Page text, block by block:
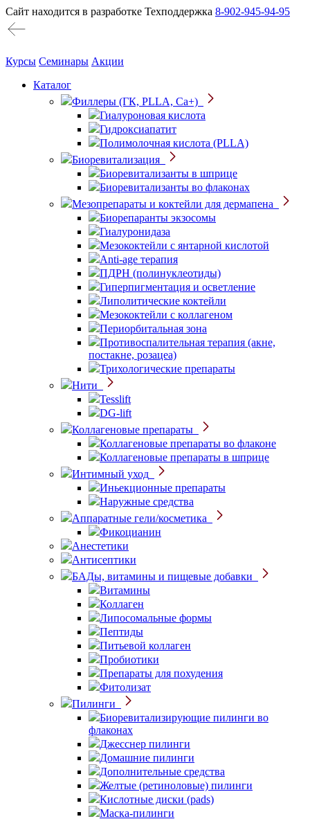
Сайт находится в разработке Техподдержка 8-902-945-94-95
Курсы Семинары Акции
Каталог
Филлеры (ГК, PLLA, Ca+)
Гиалуроновая кислота
Гидроксиапатит
Полимолочная кислота (PLLA)
Биоревитализация
Биоревитализанты в шприце
Биоревитализанты во флаконах
Мезопрепараты и коктейли для дермапена
Биорепаранты экзосомы
Гиалуронидаза
Мезококтейли с янтарной кислотой
Anti-age терапия
ПДРН (полинуклеотиды)
Гиперпигментация и осветление
Липолитические коктейли
Мезококтейли с коллагеном
Периорбитальная зона
Противоспалительная терапия (акне,
постакне, розацеа)
Трихологические препараты
Нити
Tesslift
DG-lift
Коллагеновые препараты
Коллагеновые препараты во флаконе
Коллагеновые препараты в шприце
Интимный уход
Иньекционные препараты
Наружные средства
Аппаратные гели/косметика
Фикоцианин
Анестетики
Антисептики
БАДы, витамины и пищевые добавки
Витамины
Коллаген
Липосомальные формы
Пептиды
Питьевой коллаген
Пробиотики
Препараты для похудения
Фитолизат
Пилинги
Биоревитализирующие пилинги во
флаконах
Джесснер пилинги
Домашние пилинги
Дополнительные средства
Желтые (ретиноловые) пилинги
Кислотные диски (pads)
Маска-пилинги